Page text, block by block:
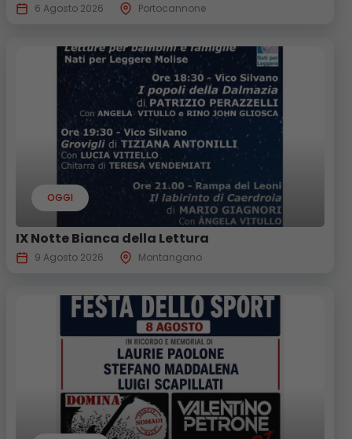
6 Agosto 2026 Portocannone
OGGI
IX Notte Bianca della Lettura
9 Agosto 2026 Montangano